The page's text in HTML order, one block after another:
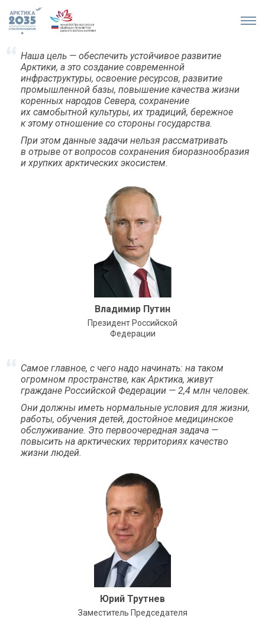
Владимир Путин
Президент Российской
Федерации
Наша цель — обеспечить устойчивое развитие
Арктики, а это создание современной
инфраструктуры, освоение ресурсов, развитие
промышленной базы, повышение качества жизни
коренных народов Севера, сохранение
их самобытной культуры, их традиций, бережное
к этому отношение со стороны государства.
При этом данные задачи нельзя рассматривать
в отрыве от вопросов сохранения биоразнообразия
и хрупких арктических экосистем.
Юрий Трутнев
Заместитель Председателя
Самое главное, с чего надо начинать: на таком
огромном пространстве, как Арктика, живут
граждане Российской Федерации — 2,4 млн человек.
Они должны иметь нормальные условия для жизни,
работы, обучения детей, достойное медицинское
обслуживание. Это первоочередная задача —
повысить на арктических территориях качество
жизни людей.